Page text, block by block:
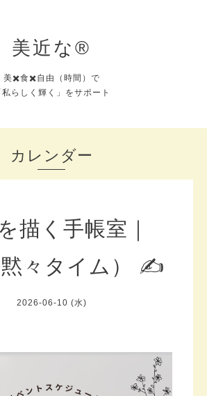
美近な®︎
美✖️食✖️自由（時間）で
私らしく輝く」をサポート
カレンダー
描く手帳室｜
々タイム） ✍️
2026-06-10 (水)